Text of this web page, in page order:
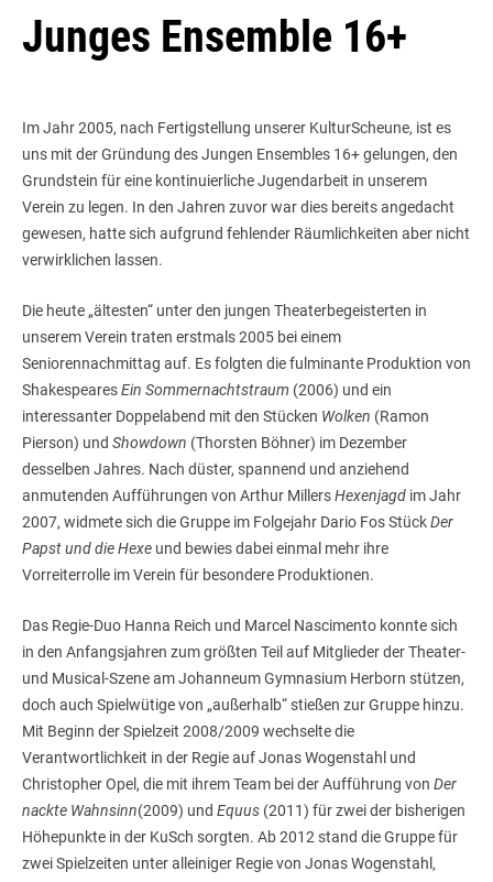
Junges Ensemble 16+
Im Jahr 2005, nach Fertigstellung unserer KulturScheune, ist es
uns mit der Gründung des Jungen Ensembles 16+ gelungen, den
Grundstein für eine kontinuierliche Jugendarbeit in unserem
Verein zu legen. In den Jahren zuvor war dies bereits angedacht
gewesen, hatte sich aufgrund fehlender Räumlichkeiten aber nicht
verwirklichen lassen.
Die heute „ältesten“ unter den jungen Theaterbegeisterten in
unserem Verein traten erstmals 2005 bei einem
Seniorennachmittag auf. Es folgten die fulminante Produktion von
ShakespearesEin Sommernachtstraum (2006) und ein
interessanter Doppelabend mit den Stücken Wolken (Ramon
Pierson) und Showdown (Thorsten Böhner) im Dezember
desselben Jahres. Nach düster, spannend und anziehend
anmutenden Aufführungen von Arthur MillersHexenjagdim Jahr
2007, widmete sich die Gruppe im Folgejahr Dario Fos StückDer
Papst und die Hexeund bewies dabei einmal mehr ihre
Vorreiterrolle im Verein für besondere Produktionen.
Das Regie-Duo Hanna Reich und Marcel Nascimento konnte sich
in den Anfangsjahren zum größten Teil auf Mitglieder der Theater-
und Musical-Szene am Johanneum Gymnasium Herborn stützen,
doch auch Spielwütige von „außerhalb“ stießen zur Gruppe hinzu.
Mit Beginn der Spielzeit 2008/2009 wechselte die
Verantwortlichkeit in der Regie auf Jonas Wogenstahl und
Christopher Opel, die mit ihrem Team bei der Aufführung von Der
nackte Wahnsinn(2009) und Equus(2011) für zwei der bisherigen
Höhepunkte in der KuSch sorgten. Ab 2012 stand die Gruppe für
zwei Spielzeiten unter alleiniger Regie von Jonas Wogenstahl,